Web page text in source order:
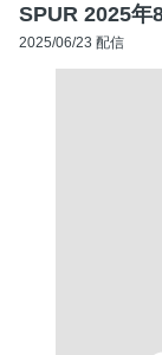
SPUR 2025年
2025/06/23 配信